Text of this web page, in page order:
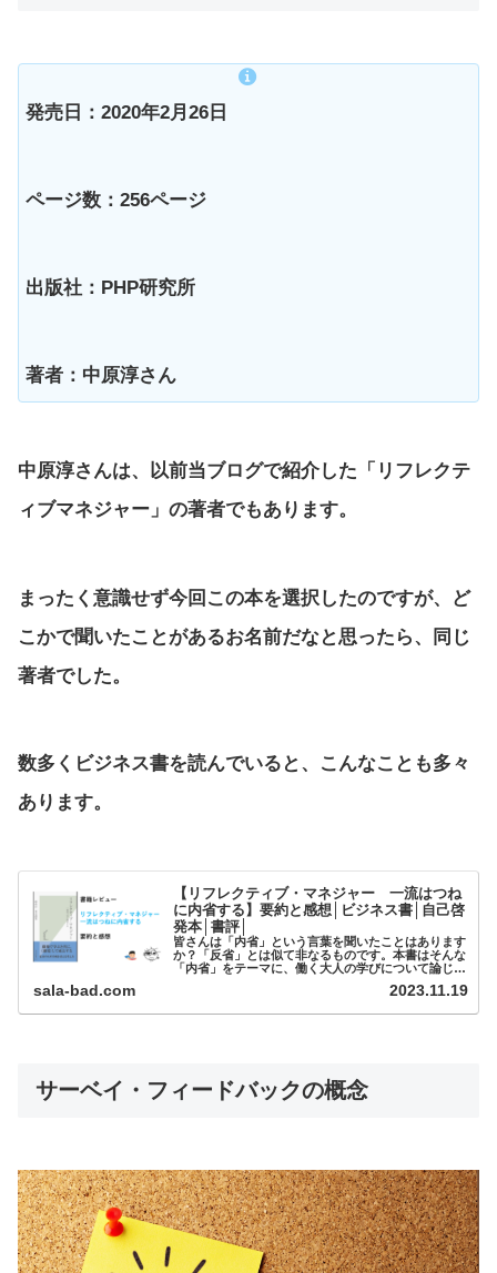
発売日：2020年2月26日
ページ数：256ページ
出版社：PHP研究所
著者：中原淳さん
中原淳さんは、以前当ブログで紹介した「リフレクテ
ィブマネジャー」の著者でもあります。
まったく意識せず今回この本を選択したのですが、ど
こかで聞いたことがあるお名前だなと思ったら、同じ
著者でした。
数多くビジネス書を読んでいると、こんなことも多々
あります。
【リフレクティブ・マネジャー 一流はつね
に内省する】要約と感想│ビジネス書│自己啓
発本│書評│
皆さんは「内省」という言葉を聞いたことはあります
か？「反省」とは似て非なるものです。本書はそんな
「内省」をテーマに、働く大人の学びについて論じた
sala-bad.com 2023.11.19
サーベイ・フィードバックの概念